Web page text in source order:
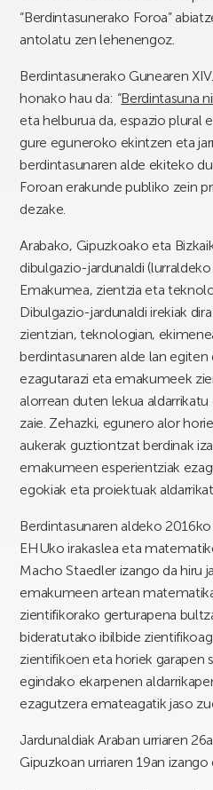
“Berdintasunerako Foroa”
antolatu zen lehenengoz.
Berdintasunerako Gunearen
honako hau da: “Berdintasuna
eta helburua da, espazio plural
gure eguneroko ekintzen eta
berdintasunaren alde ekiteko
Foroan erakunde publiko zein
dezake.
Arabako, Gipuzkoako eta
dibulgazio-jardunaldi
Emakumea, zientzia eta
Dibulgazio-jardunaldi irekiak
zientzian, teknologian,
berdintasunaren alde lan
ezagutarazi eta emakumeek
alorrean duten lekua
zaie. Zehazki, egunero alor
aukerak guztiontzat berdinak
emakumeen esperientziak
egokiak eta proiektuak
Berdintasunaren aldeko
EHUko irakaslea eta
Macho Staedler izango da hiru
emakumeen artean
zientifikorako gerturapena
bideratutako ibilbide
zientifikoen eta horiek garapen
egindako ekarpenen
ezagutzera emateagatik jaso
Jardunaldiak Araban urriaren
Gipuzkoan urriaren 19an izango